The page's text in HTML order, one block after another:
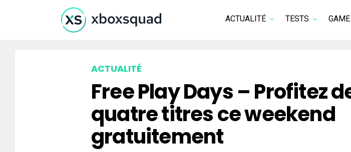
ACTUALITÉ TESTS
ACTUALITÉ
Free Play Days – Profitez
quatre titres ce weekend
gratuitement